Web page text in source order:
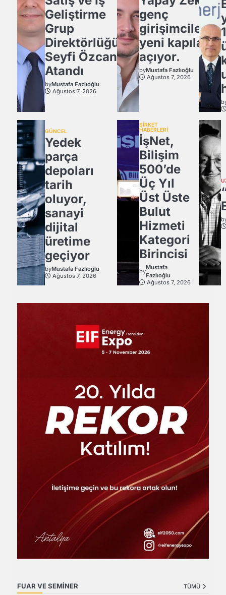
Geliştirme
Grup
Direktörlüğü’ne
Seyfi Özcan
Atandı
byMustafa Fazlıoğlu
Ağustos 7, 2026
genç
girişimcilere
yeni kapılar
açıyor.
byMustafa Fazlıoğlu
Ağustos 7, 2026
GÜNCEL
Yedek
parça
depoları
tarih
oluyor,
sanayi
dijital
üretime
geçiyor
byMustafa Fazlıoğlu
Ağustos 7, 2026
ŞİRKET
HABERLERİ
İşNet,
Bilişim
500’de
Üç Yıl
Üst Üste
Bulut
Hizmeti
Kategori
Birincisi
by
Mustafa
Fazlıoğlu
Ağustos 7, 2026
FUAR VE SEMİNER TÜMÜ